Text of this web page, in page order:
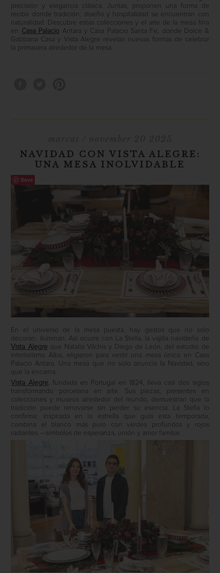
precisión y elegancia clásica. Juntas, proponen una forma de
recibir donde tradición, diseño y hospitalidad se encuentran con
naturalidad. Descubre estas colecciones y el arte de la mesa fina
en Casa Palacio Antara y Casa Palacio Santa Fe, donde Dolce &
Gabbana Casa y Vista Alegre revelan nuevas formas de celebrar
la primavera alrededor de la mesa.
NAVIDAD CON VISTA ALEGRE:
UNA MESA INOLVIDABLE
Save
En el universo de la mesa puesta, hay gestos que no solo
decoran: iluminan. Así ocurre con La Stella, la vajilla navideña de
Vista Alegreque Natalia Vilchis y Diego de León, del estudio de
interiorismo Alba, eligieron para vestir una mesa única en Casa
Palacio Antara. Una mesa que no solo anuncia la Navidad, sino
que la encarna.
Vista Alegre, fundada en Portugal en 1824, lleva casi dos siglos
transformando porcelana en arte. Sus piezas, presentes en
colecciones y museos alrededor del mundo, demuestran que la
tradición puede renovarse sin perder su esencia. La Stella lo
confirma: inspirada en la estrella que guía esta temporada,
combina el blanco más puro con verdes profundos y rojos
radiantes —símbolos de esperanza, unión y amor familiar.